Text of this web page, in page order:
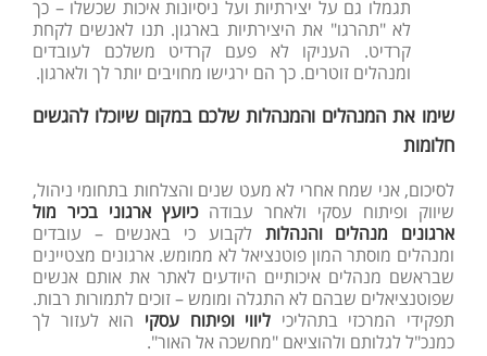
תגמלו גם על יצירתיות ועל ניסיונות איכות שכשלו – כך
לא "תהרגו" את היצירתיות בארגון. תנו לאנשים לקחת
קרדיט. העניקו לא פעם קרדיט משלכם לעובדים
ומנהלים זוטרים. כך הם ירגישו מחויבים יותר לך ולארגון.
שימו את המנהלים והמנהלות שלכם במקום שיוכלו להגשים
חלומות
לסיכום, אני שמח אחרי לא מעט שנים והצלחות בתחומי ניהול,
שיווק ופיתוח עסקי ולאחר עבודהכיועץ ארגוני בכיר מול
ארגונים מנהלים והנהלות לקבוע כי באנשים – עובדים
ומנהלים מוסתר המון פוטנציאל לא ממומש. ארגונים מצטיינים
שבראשם מנהלים איכותיים היודעים לאתר את אותם אנשים
שפוטנציאלים שבהם לא התגלה ומומש – זוכים לתמורות רבות.
תפקידי המרכזי בתהליכי ליווי ופיתוח עסקי הוא לעזור לך
כמנכ"ל לגלותם ולהוציאם "מחשכה אל האור".